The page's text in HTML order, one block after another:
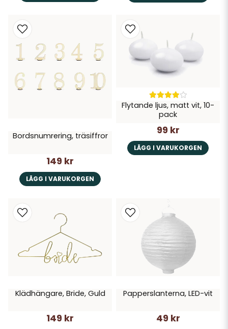
Bordsnumrering, träsiffror
149 kr
LÄGG I VARUKORGEN
Flytande ljus, matt vit, 10-
pack
99 kr
LÄGG I VARUKORGEN
Klädhängare, Bride, Guld
149 kr
Papperslanterna, LED-vit
49 kr